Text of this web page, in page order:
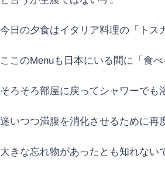
今日の夕食はイタリア料理の「トス
ここのMenuも日本にいる間に「食
そろそろ部屋に戻ってシャワーでも
迷いつつ満腹を消化させるために再
大きな忘れ物があったとも知れない